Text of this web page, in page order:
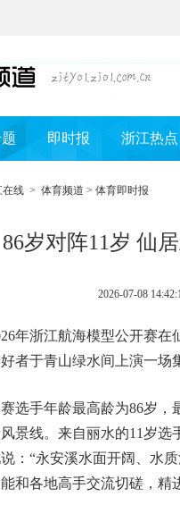
即时报 浙江热点
在线 > 体育频道 > 体育即时报
86岁对阵11岁 仙
2026-07-08
浙江航海模型公开赛在
者于青山绿水间上演一场
手年龄最高龄为86岁，
景线。来自丽水的11岁
：“永安溪水面开阔、水
和各地高手交流切磋，精